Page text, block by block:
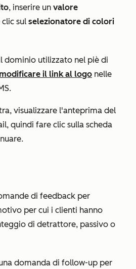
, inserire un valore
sul selezionatore di colori
dominio utilizzato nel piè di
modificare il link al logo nelle
visualizzare l'anteprima del
quindi fare clic sulla scheda
di feedback per
per cui i clienti hanno
di detrattore, passivo o
domanda di follow-up per